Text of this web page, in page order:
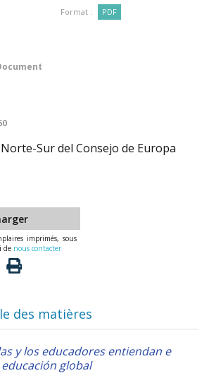
Format : PDF
Sur del Consejo de Europa
imprimés, sous
de nous contacter
des matières
y los educadores entiendan e
global